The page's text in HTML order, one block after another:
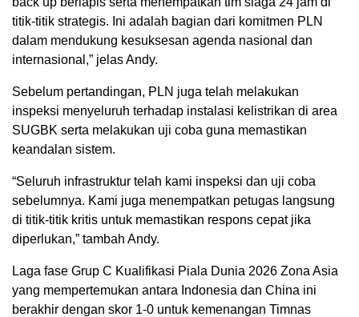
titik-titik strategis. Ini adalah bagian dari komitmen PLN
dalam mendukung kesuksesan agenda nasional dan
internasional,” jelas Andy.
Sebelum pertandingan, PLN juga telah melakukan
inspeksi menyeluruh terhadap instalasi kelistrikan di area
SUGBK serta melakukan uji coba guna memastikan
keandalan sistem.
“Seluruh infrastruktur telah kami inspeksi dan uji coba
sebelumnya. Kami juga menempatkan petugas langsung
di titik-titik kritis untuk memastikan respons cepat jika
diperlukan,” tambah Andy.
Laga fase Grup C Kualifikasi Piala Dunia 2026 Zona Asia
yang mempertemukan antara Indonesia dan China ini
berakhir dengan skor 1-0 untuk kemenangan Timnas